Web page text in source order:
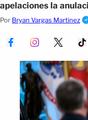
apelaciones la
líderes de una milicia
Por Bryan Vargas Martinez